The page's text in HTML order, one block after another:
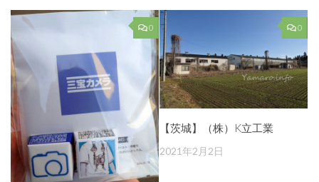
0 0
【茨城】（株）K立工業
2021年2月2日